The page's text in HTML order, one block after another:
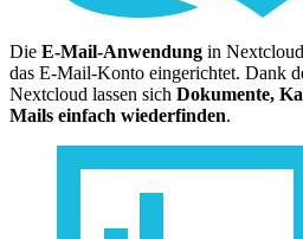
Die E-Mail-Anwendung in
das E-Mail-Konto eingerichtet. Dank
Nextcloud lassen sich Dokumente,
Mails einfach wiederfinden.